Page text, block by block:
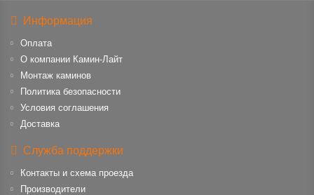
Информация
Оплата
О компании Камин-Лайт
Монтаж каминов
Политика безопасности
Условия соглашения
Доставка
Служба поддержки
Контакты и схема проезда
Производители